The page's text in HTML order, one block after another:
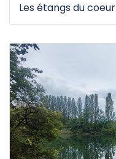
Les étangs du coeur